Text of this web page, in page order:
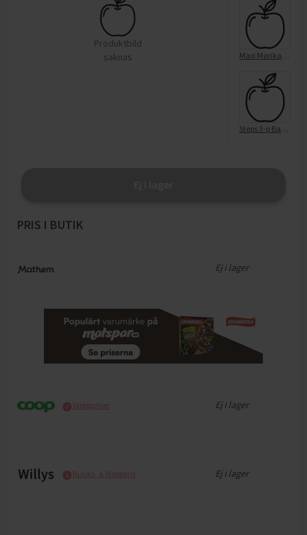
Produktbild
saknas
Maxi Marika 3-p Vit 36/38 Ica I Love EKO
Steps 3-p Basic Vit 36/38
PRIS I BUTIK
Ej i lager
Webbpriser Ej i lager
Butiks- & Webbpris Ej i lager